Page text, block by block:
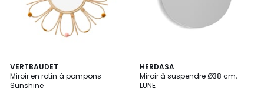
VERTBAUDET
Miroir en rotin à pompons
Sunshine
HERDASA
Miroir à suspendre Ø38 cm,
LUNE
3
/
5
11
Couleurs